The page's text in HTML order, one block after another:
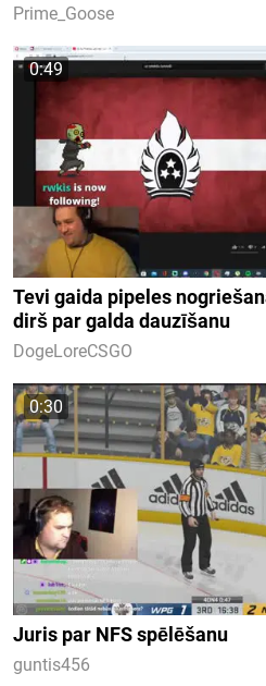
Prime_Goose
0:49
Tevi gaida pipeles
dirš par galda dauzīšanu
DogeLoreCSGO
0:30
Juris par NFS spēlēšanu
guntis456